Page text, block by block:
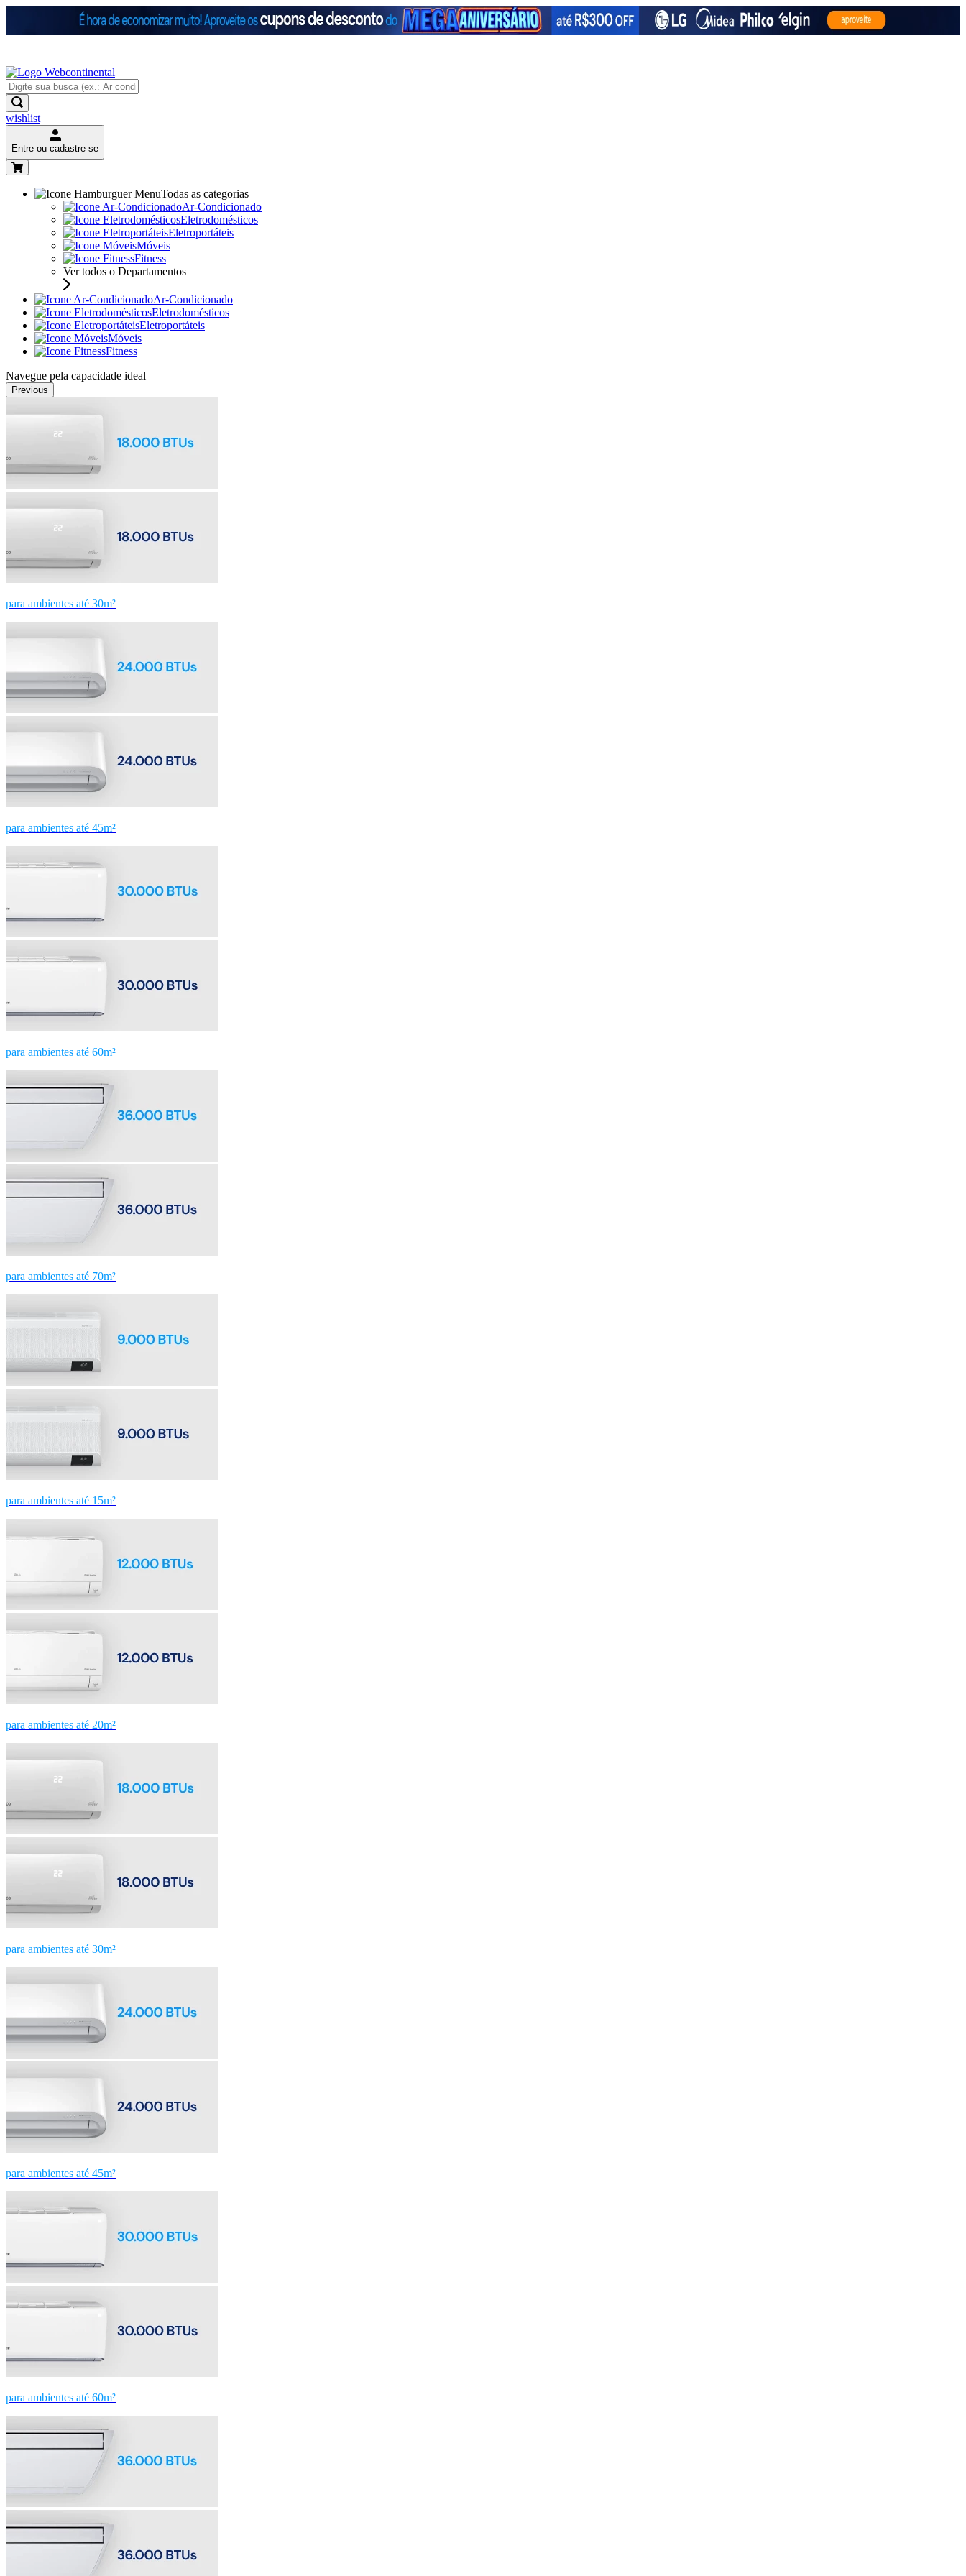
wishlist
Entre ou cadastre-se
Todas as categorias
Ar-Condicionado
Eletrodomésticos
Eletroportáteis
Móveis
Fitness
Ver todos o Departamentos
Ar-Condicionado
Eletrodomésticos
Eletroportáteis
Móveis
Fitness
Navegue pela capacidade ideal
Previous
para ambientes até 30m²
para ambientes até 45m²
para ambientes até 60m²
para ambientes até 70m²
para ambientes até 15m²
para ambientes até 20m²
para ambientes até 30m²
para ambientes até 45m²
para ambientes até 60m²